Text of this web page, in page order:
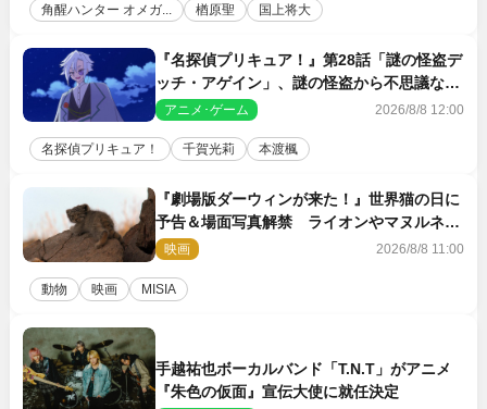
角醒ハンター オメガ... 楢原聖 国上将大
『名探偵プリキュア！』第28話「謎の怪盗デ
ッチ・アゲイン」、謎の怪盗から不思議な予
告状が届く
アニメ･ゲーム 2026/8/8 12:00
名探偵プリキュア！ 千賀光莉 本渡楓
『劇場版ダーウィンが来た！』世界猫の日に
予告＆場面写真解禁 ライオンやマヌルネコ
の赤ちゃんが大集合
映画 2026/8/8 11:00
動物 映画 MISIA
手越祐也ボーカルバンド「T.N.T」がアニメ
『朱色の仮面』宣伝大使に就任決定